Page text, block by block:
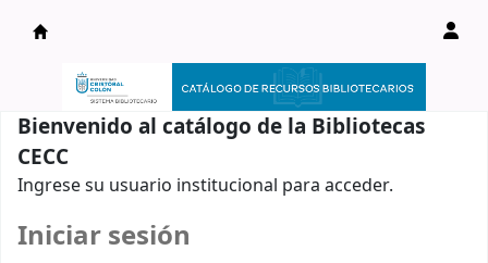
Catálogo en línea
Bienvenido al catálogo de la Bibliotecas
CECC
Ingrese su usuario institucional para acceder.
Iniciar sesión